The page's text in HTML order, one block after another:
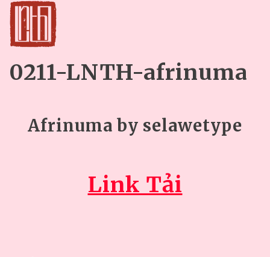
0211-LNTH-afrinuma
Afrinuma by selawetype
Link Tải